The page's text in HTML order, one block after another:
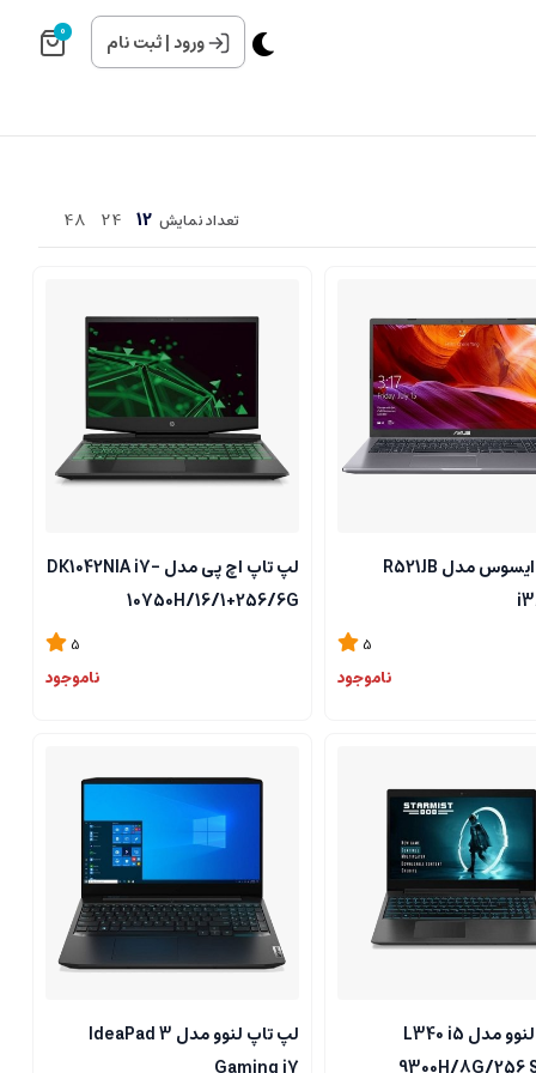
ورود|ثبت نام 0
تعداد نمایش 12
24
48
لپ تاپ ایسوس مدل R521JB
5
ناموجود
لپ تاپ اچ پی مدل DK1042NIA i7-
10750H/16/1+256/6G
5
ناموجود
لپ تاپ لنوو مدل L340 i5
لپ تاپ لنوو مدل IdeaPad 3